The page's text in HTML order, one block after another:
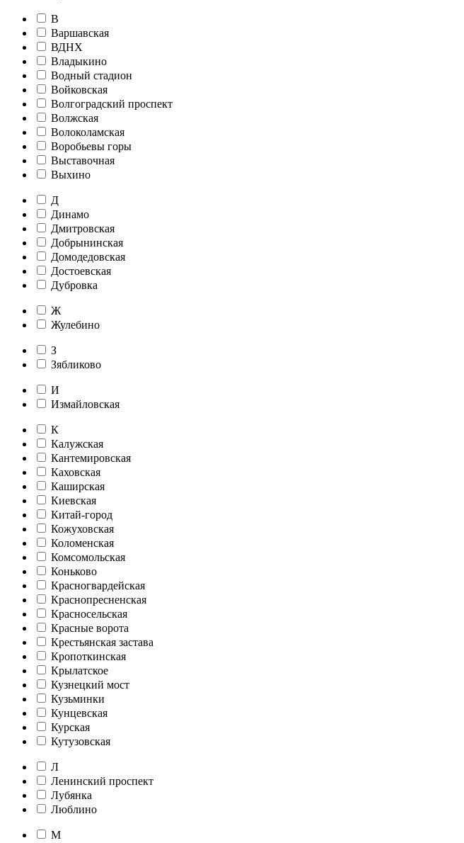
В
Варшавская
ВДНХ
Владыкино
Водный стадион
Войковская
Волгоградский проспект
Волжская
Волоколамская
Воробьевы горы
Выставочная
Выхино
Д
Динамо
Дмитровская
Добрынинская
Домодедовская
Достоевская
Дубровка
Ж
Жулебино
З
Зябликово
И
Измайловская
К
Калужская
Кантемировская
Каховская
Каширская
Киевская
Китай-город
Кожуховская
Коломенская
Комсомольская
Коньково
Красногвардейская
Краснопресненская
Красносельская
Красные ворота
Крестьянская застава
Кропоткинская
Крылатское
Кузнецкий мост
Кузьминки
Кунцевская
Курская
Кутузовская
Л
Ленинский проспект
Лубянка
Люблино
М